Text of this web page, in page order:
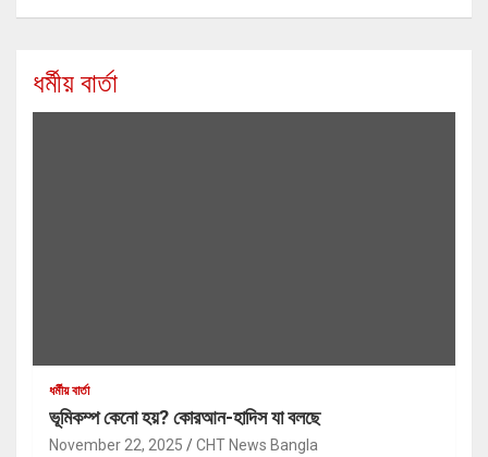
ধর্মীয় বার্তা
ধর্মীয় বার্তা
ভূমিকম্প কেনো হয়? কোরআন-হাদিস যা বলছে
November 22, 2025 CHT News Bangla